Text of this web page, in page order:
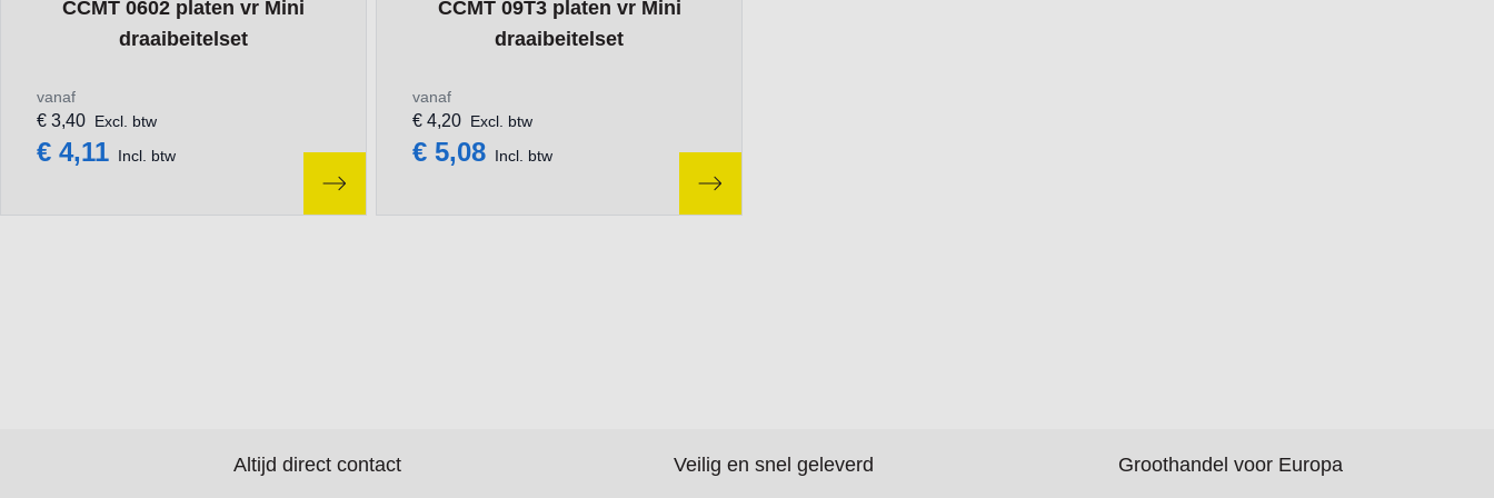
CCMT 0602 platen vr Mini
draaibeitelset
vanaf
€ 4,11 Incl. btw
€ 3,40 Excl. btw
CCMT 09T3 platen vr Mini
draaibeitelset
vanaf
€ 5,08 Incl. btw
€ 4,20 Excl. btw
Altijd direct contact Veilig en snel geleverd Groothandel voor Europa